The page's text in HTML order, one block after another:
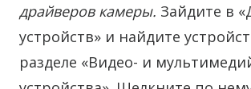
драйверов камеры. Зайдите в
устройств» и найдите
разделе «Видео- и